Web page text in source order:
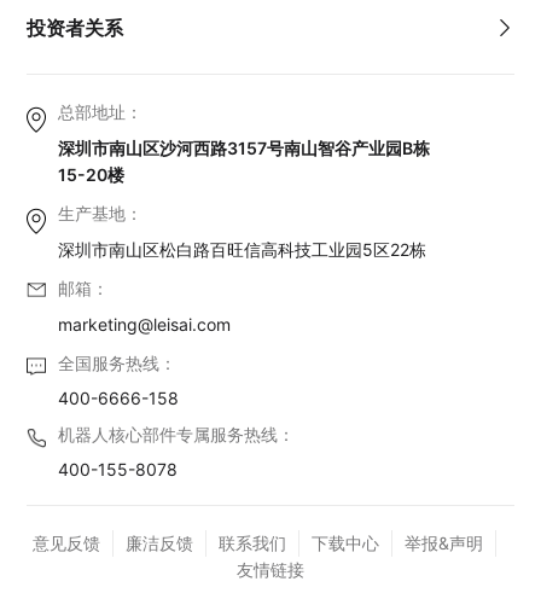
总部地址：
深圳市南山区沙河西路3157号南山智谷产业园B栋
15-20楼
生产基地：
深圳市南山区松白路百旺信高科技工业园5区22栋
邮箱：
marketing@leisai.com
全国服务热线：
400-6666-158
机器人核心部件专属服务热线：
400-155-8078
投资者关系
意见反馈 廉洁反馈 联系我们 下载中心
举报&声明
友情链接